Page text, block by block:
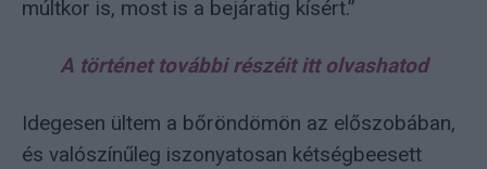
múltkor is, most is a bejáratig kísért.”
A történet további részéit itt olvashatod
Idegesen ültem a bőröndömön az előszobában,
és valószínűleg iszonyatosan kétségbeesett